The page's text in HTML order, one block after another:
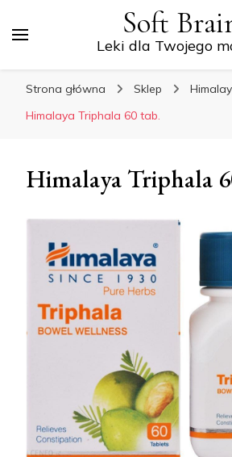
Soft
Leki dla Twojego
Strona główna Sklep
Himalaya Triphala 60 tab.
Himalaya Triphala